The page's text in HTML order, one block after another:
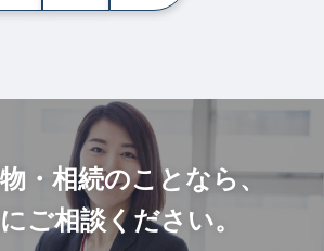
・相続のことなら、
ご相談ください。